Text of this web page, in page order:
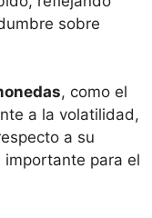
sobre
, como el
a la volatilidad,
a su
importante para el